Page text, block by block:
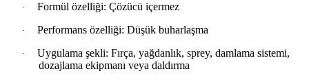
· Formül özelliği: Çözücü içermez
· Performans özelliği: Düşük buharlaşma
·
Uygulama şekli: Fırça, yağdanlık, sprey, damlama sistemi,
dozajlama ekipmanı veya daldırma